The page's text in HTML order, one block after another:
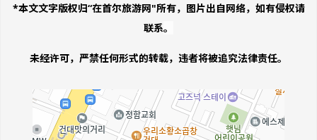
*本文文字版权归“在首尔旅游网"所有，图片出自网络，如有侵权请
联系。
未经许可，严禁任何形式的转载，违者将被追究法律责任。